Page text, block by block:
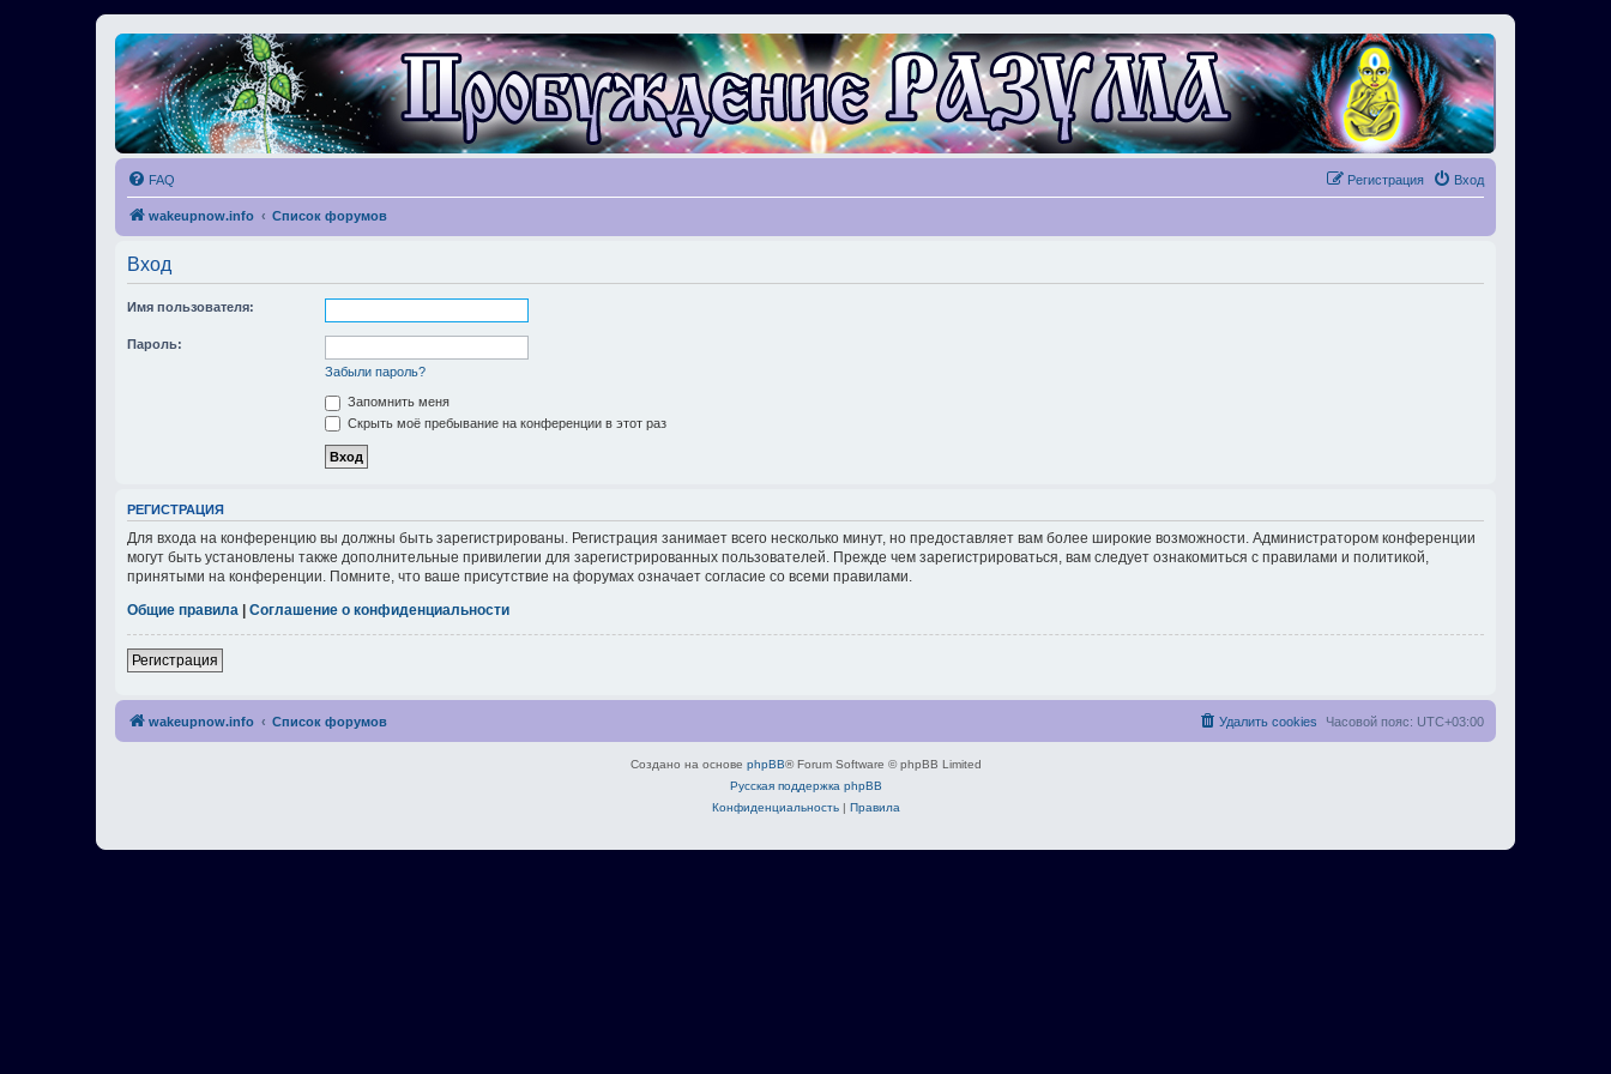
FAQ Вход
Регистрация
wakeupnow.info Список форумов
Вход
Имя пользователя:
Пароль:
Забыли пароль?
Запомнить меня
Скрыть моё пребывание на конференции в этот раз
РЕГИСТРАЦИЯ
Для входа на конференцию вы должны быть зарегистрированы. Регистрация занимает всего несколько минут, но предоставляет вам более широкие возможности. Администратором конференции
могут быть установлены также дополнительные привилегии для зарегистрированных пользователей. Прежде чем зарегистрироваться, вам следует ознакомиться с правилами и политикой,
принятыми на конференции. Помните, что ваше присутствие на форумах означает согласие со всеми правилами.
Общие правила | Соглашение о конфиденциальности
Регистрация
wakeupnow.info Список форумов Часовой пояс: UTC+03:00
Удалить cookies
Создано на основе phpBB® Forum Software © phpBB Limited
Русская поддержка phpBB
Конфиденциальность| Правила